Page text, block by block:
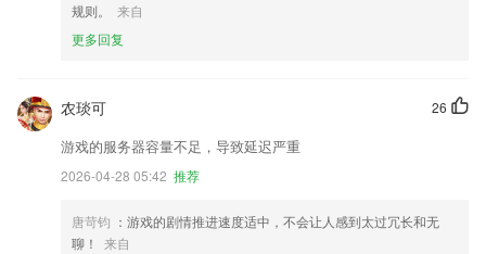
规则。
来自
更多回复
26
农琰可
游戏的服务器容量不足，导致延迟严重
2026-04-28 05:42 推荐
唐苛钧 ：游戏的剧情推进速度适中，不会让人感到太过冗长和无
聊！
来自